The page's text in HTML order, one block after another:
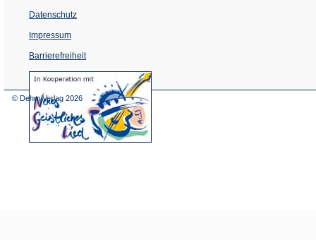
Datenschutz
Impressum
Barrierefreiheit
(Öffnet
in
© Dehm Verlag 2026